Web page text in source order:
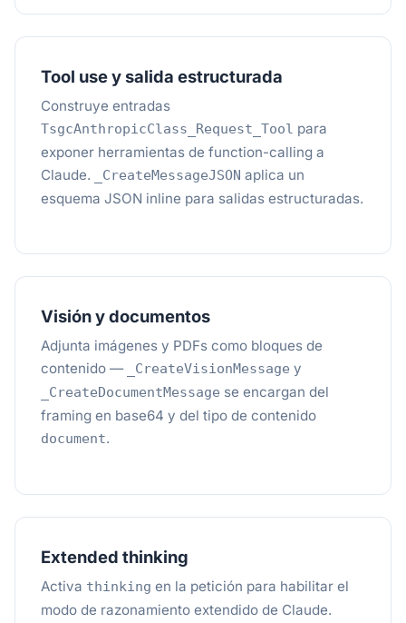
Tool use y salida estructurada
Construye entradas
TsgcAnthropicClass_Request_Tool para
exponer herramientas de function-calling a
Claude.
_CreateMessageJSON aplica un
esquema JSON inline para salidas estructuradas.
Visión y documentos
Adjunta imágenes y PDFs como bloques de
contenido —
_CreateVisionMessage y
_CreateDocumentMessage se encargan del
framing en base64 y del tipo de contenido
document.
Extended thinking
Activa thinking en la petición para habilitar el
modo de razonamiento extendido de Claude.